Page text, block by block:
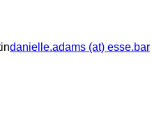
danielle.adams (at) esse.bar